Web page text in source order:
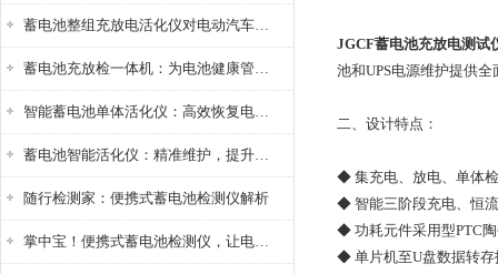
蓄电池整组充放电活化仪对电动汽车电池有帮助吗？
蓄电池充放检一体机：为电池健康管理提供一站式解决方案
智能蓄电池单体活化仪：高效恢复电池性能，延长蓄电池使用寿命
蓄电池智能活化仪：精准维护，提升电池健康状态
随行检测家：便携式蓄电池检测仪解析
掌中宝！便携式蓄电池检测仪，让电池检测变得简单又快捷！
JGCF蓄电池充放电测试
池和UPS电源维护提供
二、设计特点：
◆ 集充电、放电、单体
◆ 智能三阶段充电、恒
◆ 功耗元件采用型PTC
◆ 单片机至U盘数据转存